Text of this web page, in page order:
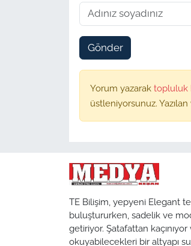
Gönder
Yorum yazarak topluluk
üstleniyorsunuz.
TE Bilişim, yepyeni Elegant
buluştururken, sadelik ve
getiriyor. Şatafattan
okuyabilecekleri bir altyapı